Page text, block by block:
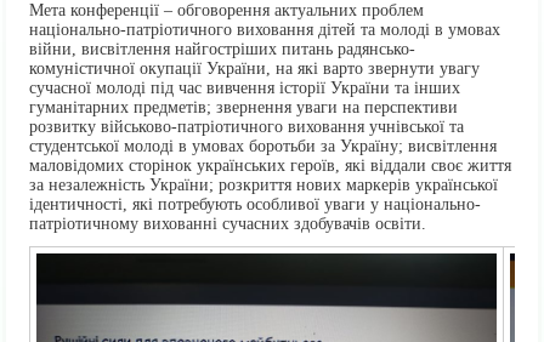
Мета конференції – обговорення актуальних проблем
національно-патріотичного виховання дітей та молоді в умовах
війни, висвітлення найгостріших питань радянсько-
комуністичної окупації України, на які варто звернути увагу
сучасної молоді під час вивчення історії України та інших
гуманітарних предметів; звернення уваги на перспективи
розвитку військово-патріотичного виховання учнівської та
студентської молоді в умовах боротьби за Україну; висвітлення
маловідомих сторінок українських героїв, які віддали своє життя
за незалежність України; розкриття нових маркерів української
ідентичності, які потребують особливої уваги у національно-
патріотичному вихованні сучасних здобувачів освіти.